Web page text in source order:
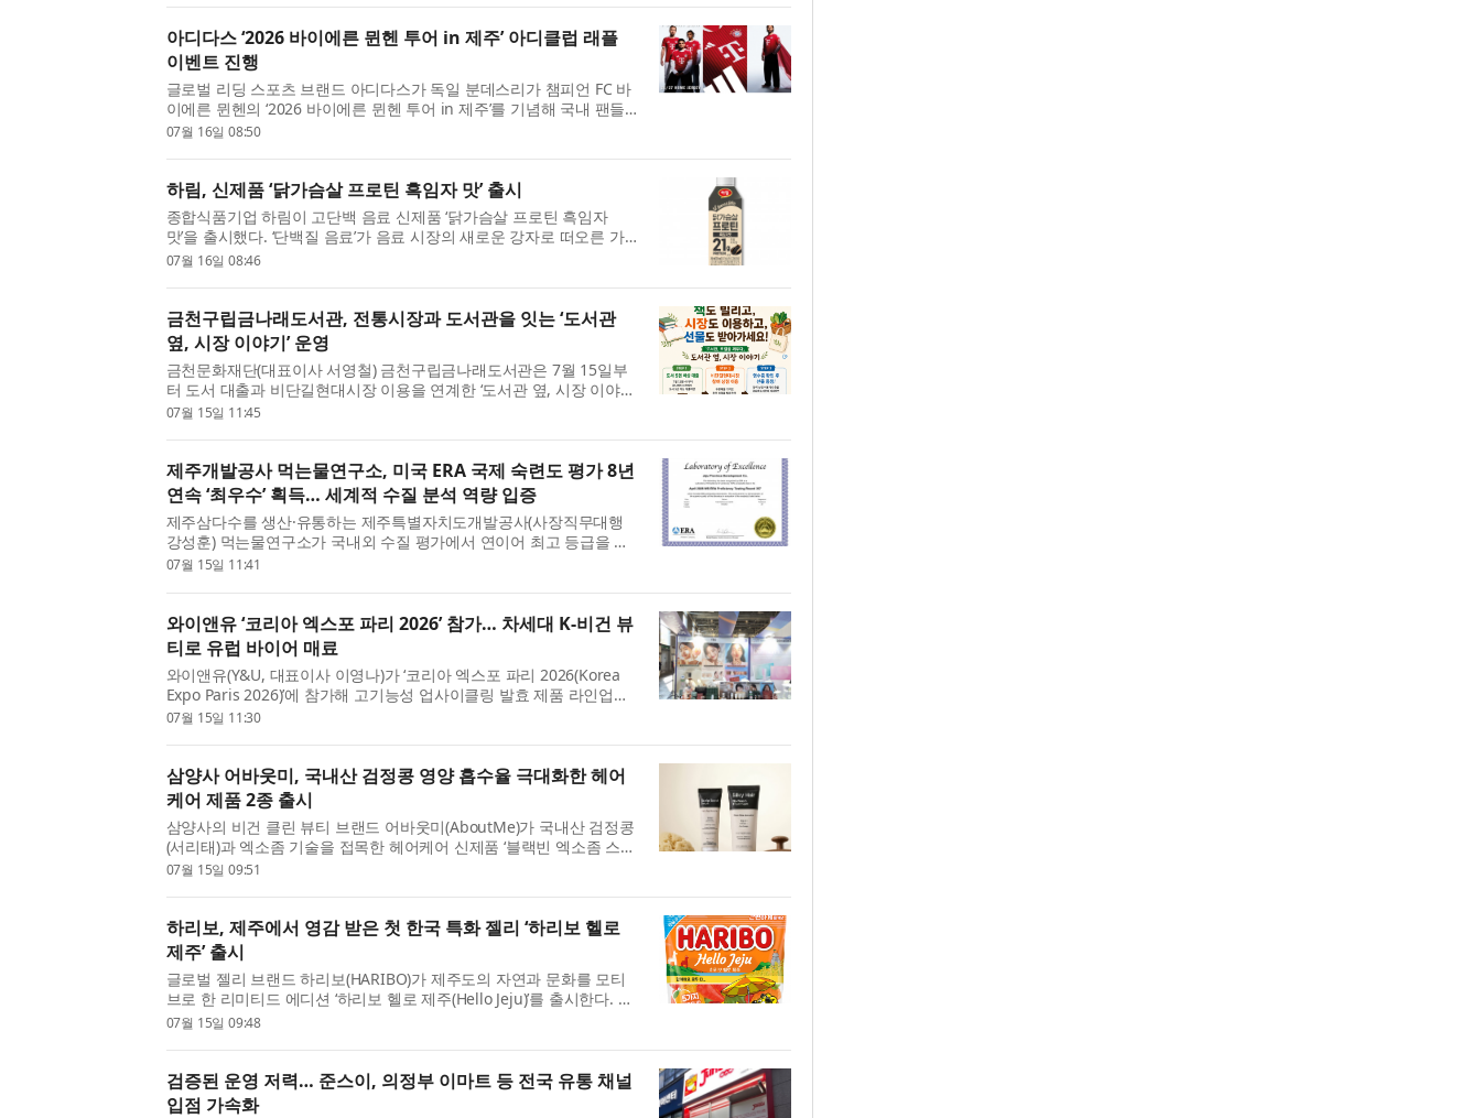
아디다스 ‘2026 바이에른 뮌헨 투어 in 제주’ 아디클럽 래플
이벤트 진행
글로벌 리딩 스포츠 브랜드 아디다스가 독일 분데스리가 챔피언 FC 바
이에른 뮌헨의 ‘2026 바이에른 뮌헨 투어 in 제주’를 기념해 국내 팬들
이 직접 참여할 수 있는 특별한 래플 이벤트를 개최한다. 아디다스 제
07월 16일 08:50
하림, 신제품 ‘닭가슴살 프로틴 흑임자 맛’ 출시
종합식품기업 하림이 고단백 음료 신제품 ‘닭가슴살 프로틴 흑임자
맛’을 출시했다. ‘단백질 음료’가 음료 시장의 새로운 강자로 떠오른 가
운데, 지난 4월 선보인 ‘고소한 맛’에 이어 ‘흑임자 맛’으로 소비자 선택
07월 16일 08:46
금천구립금나래도서관, 전통시장과 도서관을 잇는 ‘도서관
옆, 시장 이야기’ 운영
금천문화재단(대표이사 서영철) 금천구립금나래도서관은 7월 15일부
터 도서 대출과 비단길현대시장 이용을 연계한 ‘도서관 옆, 시장 이야
기’ 행사를 운영한다고 밝혔다. 이번 행사는 금천구립도서관 지역 연계
07월 15일 11:45
제주개발공사 먹는물연구소, 미국 ERA 국제 숙련도 평가 8년
연속 ‘최우수’ 획득… 세계적 수질 분석 역량 입증
제주삼다수를 생산·유통하는 제주특별자치도개발공사(사장직무대행
강성훈) 먹는물연구소가 국내외 수질 평가에서 연이어 최고 등급을 획
득하며, 세계적인 수질 분석 역량과 신뢰도를 다시 한번 증명했다. 제
07월 15일 11:41
와이앤유 ‘코리아 엑스포 파리 2026’ 참가… 차세대 K-비건 뷰
티로 유럽 바이어 매료
와이앤유(Y&U, 대표이사 이영나)가 ‘코리아 엑스포 파리 2026(Korea
Expo Paris 2026)’에 참가해 고기능성 업사이클링 발효 제품 라인업을
선보여 현지 바이어들의 뜨거운 관심을 받았다고 밝혔다. 프랑스 파리
07월 15일 11:30
삼양사 어바웃미, 국내산 검정콩 영양 흡수율 극대화한 헤어
케어 제품 2종 출시
삼양사의 비건 클린 뷰티 브랜드 어바웃미(AboutMe)가 국내산 검정콩
(서리태)과 엑소좀 기술을 접목한 헤어케어 신제품 ‘블랙빈 엑소좀 스칼
프 부스트 세럼’과 ‘블랙빈 엑소좀 실키 헤어 노워시 트리트먼트’ 2종을
07월 15일 09:51
하리보, 제주에서 영감 받은 첫 한국 특화 젤리 ‘하리보 헬로
제주’ 출시
글로벌 젤리 브랜드 하리보(HARIBO)가 제주도의 자연과 문화를 모티
브로 한 리미티드 에디션 ‘하리보 헬로 제주(Hello Jeju)’를 출시한다. 하
리보는 지난 2024년 7월 국내 최대 규모의 브랜드 미디어 전시 ‘하리보
07월 15일 09:48
검증된 운영 저력… 준스이, 의정부 이마트 등 전국 유통 채널
입점 가속화